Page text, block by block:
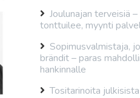
Joulunajan terveisiä
tonttuilee, myynti
Sopimusvalmistaja,
brändit – paras
hankinnalle
Tositarinoita